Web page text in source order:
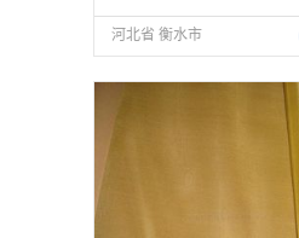
河北省 衡水市